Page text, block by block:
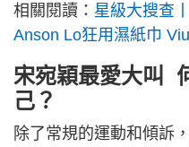
相關閱讀： 星級大搜查
Anson Lo狂用濕紙巾
宋宛穎最愛大叫
己？
除了常規的運動和傾訴